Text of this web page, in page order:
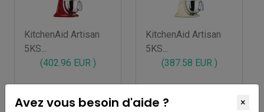
KitchenAid Artisan
5KS...
(402.96 EUR )
KitchenAid Artisan
5KS...
(387.58 EUR )
Avez vous besoin d'aide ? ×